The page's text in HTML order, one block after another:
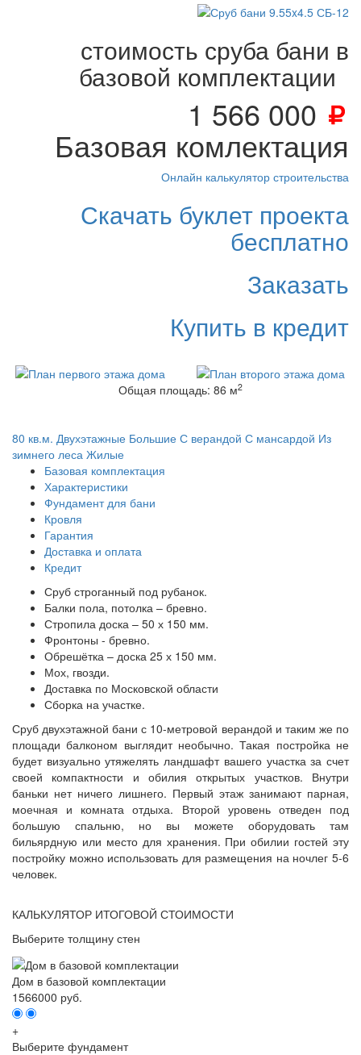
стоимость сруба бани в
базовой комплектации
1 566 000
Базовая комлектация
Онлайн калькулятор строительства
Скачать буклет проекта
бесплатно
Заказать
Купить в кредит
Общая площадь: 86 м2
80 кв.м. Двухэтажные Большие С верандой С мансардой Из
зимнего леса Жилые
Базовая комплектация
Характеристики
Фундамент для бани
Кровля
Гарантия
Доставка и оплата
Кредит
Сруб строганный под рубанок.
Балки пола, потолка – бревно.
Стропила доска – 50 х 150 мм.
Фронтоны - бревно.
Обрешётка – доска 25 х 150 мм.
Мох, гвозди.
Доставка по Московской области
Сборка на участке.
Сруб двухэтажной бани с 10-метровой верандой и таким же по
площади балконом выглядит необычно. Такая постройка не
будет визуально утяжелять ландшафт вашего участка за счет
своей компактности и обилия открытых участков. Внутри
баньки нет ничего лишнего. Первый этаж занимают парная,
моечная и комната отдыха. Второй уровень отведен под
большую спальню, но вы можете оборудовать там
бильярдную или место для хранения. При обилии гостей эту
постройку можно использовать для размещения на ночлег 5-6
человек.
КАЛЬКУЛЯТОР ИТОГОВОЙ СТОИМОСТИ
Выберите толщину стен
Дом в базовой комплектации
1566000 руб.
+
Выберите фундамент